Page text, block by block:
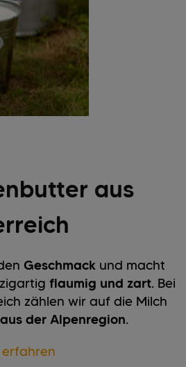
aus
Geschmack und macht
flaumig und zart. Bei
zählen wir auf die Milch
der Alpenregion.
erfahren